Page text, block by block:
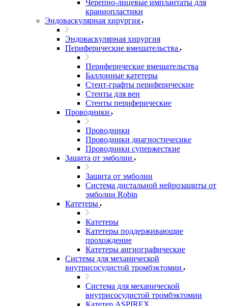
Черепно-лицевые имплантаты для
краниопластики
Эндоваскулярная хирургия
Эндоваскулярная хирургия
Периферические вмешательства
Периферические вмешательства
Баллонные катетеры
Стент-графты периферические
Стенты для вен
Стенты периферические
Проводники
Проводники
Проводники диагностичесике
Проводники супержесткие
Защита от эмболии
Защита от эмболии
Cистема дистальной нейрозащиты от
эмболии Robin
Катетеры
Катетеры
Катетеры поддерживающие
прохождение
Катетеры ангиографические
Система для механической
внутрисосудистой тромбэктомии
Система для механической
внутрисосудистой тромбэктомии
Катетер ASPIREX